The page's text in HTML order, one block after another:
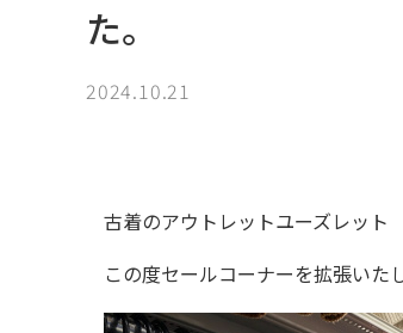
た。
2024.10.21
古着のアウトレットユーズレット
この度セールコーナーを拡張い